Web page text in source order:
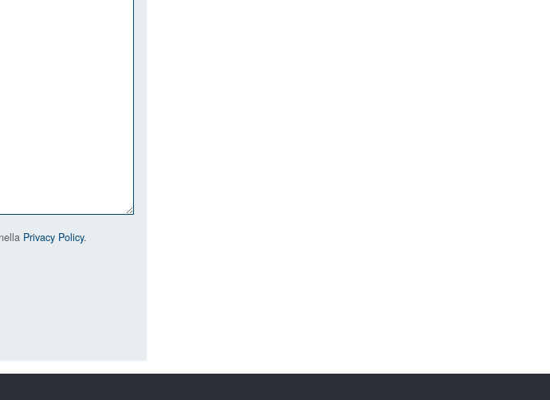
Privacy Policy.